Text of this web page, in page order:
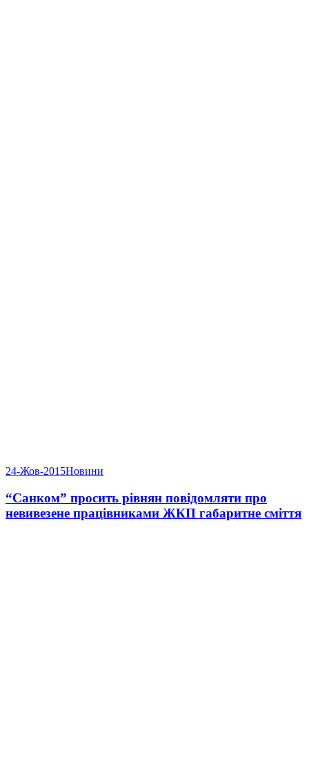
24-Жов-2015Новини
“Санком” просить рівнян повідомляти про
невивезене працівниками ЖКП габаритне сміття